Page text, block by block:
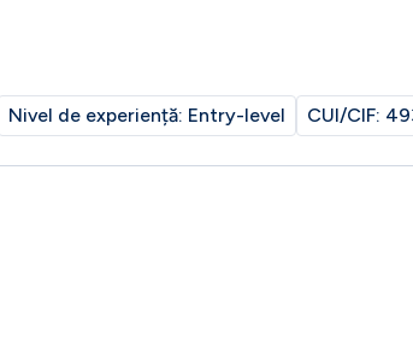
Nivel de experiență: Entry-level CUI/CIF: